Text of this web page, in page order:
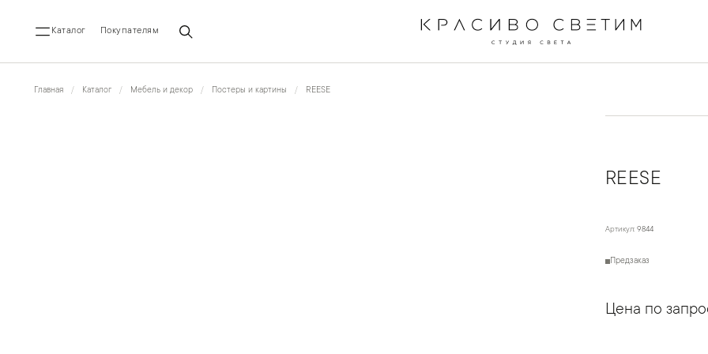
Каталог Покупателям
Главная Каталог Мебель и декор Постеры и картины REESE
REESE
Артикул: 9844
Предзаказ
Цена по